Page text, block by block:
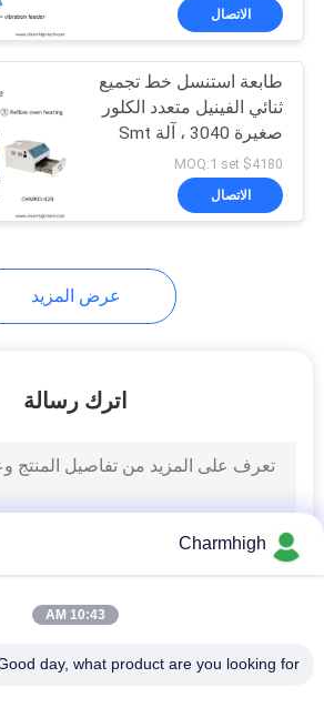
420
الاتصال
طابعة استنسل خط تجميع
ثنائي الفينيل متعدد الكلور
صغيرة 3040 ، آلة Smt
إنحسر
$4180 MOQ:1 set
الاتصال
عرض المزيد
اترك رسالة
Charmhigh
10:43 AM
day, what product are you looking for?